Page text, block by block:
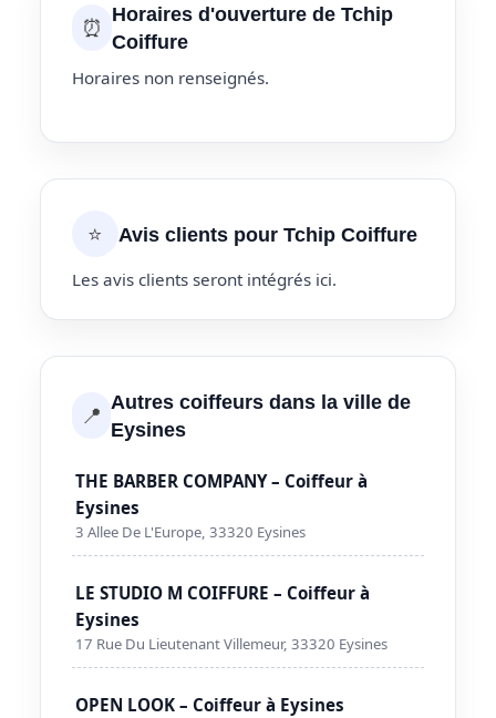
⏰ Horaires d'ouverture de Tchip
Coiffure
Horaires non renseignés.
⭐ Avis clients pour Tchip Coiffure
Les avis clients seront intégrés ici.
📍 Autres coiffeurs dans la ville de
Eysines
THE BARBER COMPANY – Coiffeur à
Eysines
3 Allee De L'Europe, 33320 Eysines
LE STUDIO M COIFFURE – Coiffeur à
Eysines
17 Rue Du Lieutenant Villemeur, 33320 Eysines
OPEN LOOK – Coiffeur à Eysines